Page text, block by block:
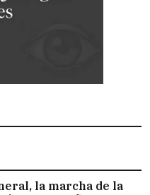
la marcha de la